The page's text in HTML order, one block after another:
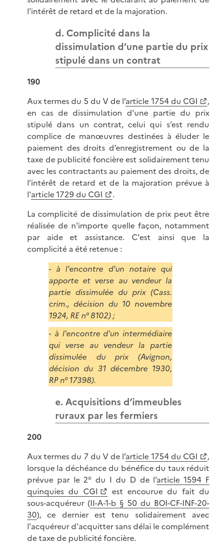
l'intérêt de retard et de la majoration.
d. Complicité dans la
dissimulation d’une partie du prix
stipulé dans un contrat
190
Aux termes du 5 du V de l’article 1754 du CGI
,
en cas de dissimulation d’une partie du prix
stipulé dans un contrat, celui qui s’est rendu
complice de manœuvres destinées à éluder le
paiement des droits d’enregistrement ou de la
taxe de publicité foncière est solidairement tenu
avec les contractants au paiement des droits, de
l’intérêt de retard et de la majoration prévue à
l'article 1729 du CGI
.
La complicité de dissimulation de prix peut être
réalisée de n'importe quelle façon, notamment
par aide et assistance. C'est ainsi que la
complicité a été retenue :
- à l'encontre d'un notaire qui
apporte et verse au vendeur la
partie dissimulée du prix (Cass.
crim., décision du 10 novembre
1924, RE n° 8102) ;
- à l'encontre d'un intermédiaire
qui verse au vendeur la partie
dissimulée du prix (Avignon,
décision du 31 décembre 1930,
RP n° 17398).
e. Acquisitions d’immeubles
ruraux par les fermiers
200
Aux termes du 7 du V de l’article 1754 du CGI
,
lorsque la déchéance du bénéfice du taux réduit
prévue par le 2° du I du D de l’article 1594 F
quinquies du CGI
est encourue du fait du
sous-acquéreur (II-A-1-b § 50 du BOI-CF-INF-20-
30), ce dernier est tenu solidairement avec
l'acquéreur d'acquitter sans délai le complément
de taxe de publicité foncière.